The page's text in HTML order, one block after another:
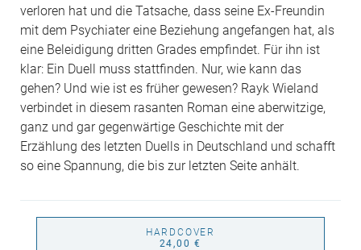
verloren hat und die Tatsache, dass seine Ex-Freundin
mit dem Psychiater eine Beziehung angefangen hat, als
eine Beleidigung dritten Grades empfindet. Für ihn ist
klar: Ein Duell muss stattfinden. Nur, wie kann das
gehen? Und wie ist es früher gewesen? Rayk Wieland
verbindet in diesem rasanten Roman eine aberwitzige,
ganz und gar gegenwärtige Geschichte mit der
Erzählung des letzten Duells in Deutschland und schafft
so eine Spannung, die bis zur letzten Seite anhält.
HARDCOVER
24,00 €